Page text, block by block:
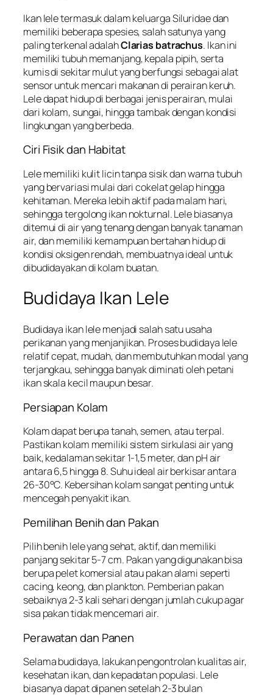
Ikan lele termasuk dalam keluargaSiluridaedan
memiliki beberapa spesies, salah satunya yang
paling terkenal adalahClarias batrachus. Ikan ini
memiliki tubuh memanjang, kepala pipih, serta
kumis di sekitar mulut yang berfungsi sebagai alat
sensor untuk mencari makanan di perairan keruh.
Lele dapat hidup di berbagai jenis perairan, mulai
dari kolam, sungai, hingga tambak dengan kondisi
lingkungan yang berbeda.
Ciri Fisik dan Habitat
Lele memiliki kulit licin tanpa sisik dan warna tubuh
yang bervariasi mulai dari cokelat gelap hingga
kehitaman. Mereka lebih aktif pada malam hari,
sehingga tergolong ikan nokturnal. Lele biasanya
ditemui di air yang tenang dengan banyak tanaman
air, dan memiliki kemampuan bertahan hidup di
kondisi oksigen rendah, membuatnya ideal untuk
dibudidayakan di kolam buatan.
Budidaya Ikan Lele
Budidaya ikan lele menjadi salah satu usaha
perikanan yang menjanjikan. Proses budidaya lele
relatif cepat, mudah, dan membutuhkan modal yang
terjangkau, sehingga banyak diminati oleh petani
ikan skala kecil maupun besar.
Persiapan Kolam
Kolam dapat berupa tanah, semen, atau terpal.
Pastikan kolam memiliki sistem sirkulasi air yang
baik, kedalaman sekitar 1-1,5 meter, dan pH air
antara 6,5 hingga 8. Suhu ideal air berkisar antara
26-30°C. Kebersihan kolam sangat penting untuk
mencegah penyakit ikan.
Pemilihan Benih dan Pakan
Pilih benih lele yang sehat, aktif, dan memiliki
panjang sekitar 5-7 cm. Pakan yang digunakan bisa
berupa pelet komersial atau pakan alami seperti
cacing, keong, dan plankton. Pemberian pakan
sebaiknya 2-3 kali sehari dengan jumlah cukup agar
sisa pakan tidak mencemari air.
Perawatan dan Panen
Selama budidaya, lakukan pengontrolan kualitas air,
kesehatan ikan, dan kepadatan populasi. Lele
biasanya dapat dipanen setelah 2-3 bulan